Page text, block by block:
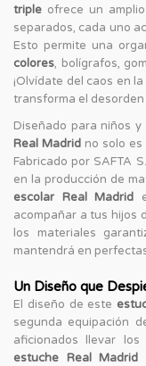
triple ofrece un
separados, cada uno
Esto permite una
colores, bolígrafos,
¡Olvídate del caos en
transforma el desorden
Diseñado para niños
Real Madridno solo es
Fabricado por SAFTA
en la producción de
escolar Real Madrid
acompañar a tus hijos
los materiales
mantendrá en
Un Diseño que
El diseño de este
segunda equipación
aficionados llevar
estuche Real Madrid